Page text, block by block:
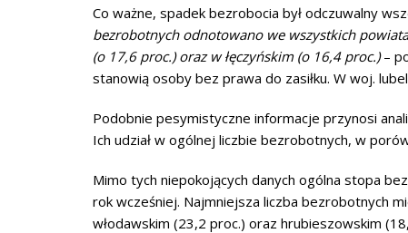
Co ważne, spadek bezrobocia był odczuwalny
bezrobotnych odnotowano we wszystkich
(o 17,6 proc.) oraz w łęczyńskim (o 16,4 proc.)–
stanowią osoby bez prawa do zasiłku. W woj.
Podobnie pesymistyczne informacje przynosi
Ich udział w ogólnej liczbie bezrobotnych, w
Mimo tych niepokojących danych ogólna stopa
rok wcześniej. Najmniejsza liczba bezrobotnych
włodawskim (23,2 proc.) oraz hrubieszowskim